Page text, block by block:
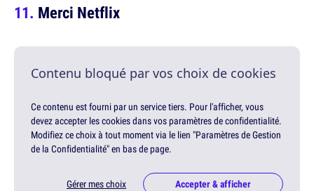
Merci Netflix
Contenu bloqué par vos choix de cookies
Ce contenu est fourni par un service tiers. Pour l'afficher, vous
devez accepter les cookies dans vos paramètres de confidentialité.
Modifiez ce choix à tout moment via le lien "Paramètres de Gestion
de la Confidentialité" en bas de page.
Gérer mes choix Accepter & afficher